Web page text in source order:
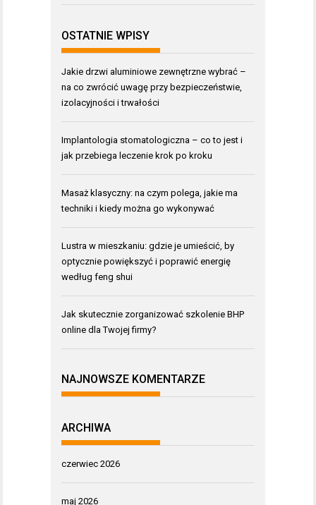
OSTATNIE WPISY
Jakie drzwi aluminiowe zewnętrzne wybrać –
na co zwrócić uwagę przy bezpieczeństwie,
izolacyjności i trwałości
Implantologia stomatologiczna – co to jest i
jak przebiega leczenie krok po kroku
Masaż klasyczny: na czym polega, jakie ma
techniki i kiedy można go wykonywać
Lustra w mieszkaniu: gdzie je umieścić, by
optycznie powiększyć i poprawić energię
według feng shui
Jak skutecznie zorganizować szkolenie BHP
online dla Twojej firmy?
NAJNOWSZE KOMENTARZE
ARCHIWA
czerwiec 2026
maj 2026